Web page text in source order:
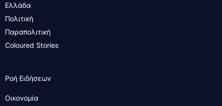
Ελλάδα
Πολιτική
Παραπολιτική
Coloured Stories
Ροή Ειδήσεων
Οικονομία